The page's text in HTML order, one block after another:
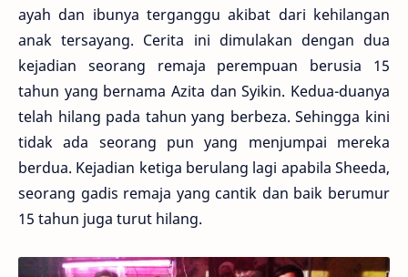
ayah dan ibunya terganggu akibat dari kehilangan
anak tersayang. Cerita ini dimulakan dengan dua
kejadian seorang remaja perempuan berusia 15
tahun yang bernama Azita dan Syikin. Kedua-duanya
telah hilang pada tahun yang berbeza. Sehingga kini
tidak ada seorang pun yang menjumpai mereka
berdua. Kejadian ketiga berulang lagi apabila Sheeda,
seorang gadis remaja yang cantik dan baik berumur
15 tahun juga turut hilang.